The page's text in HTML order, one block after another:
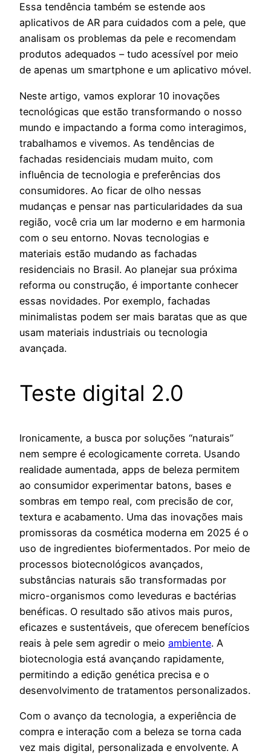
Essa tendência também se estende aos
aplicativos de AR para cuidados com a pele, que
analisam os problemas da pele e recomendam
produtos adequados – tudo acessível por meio
de apenas um smartphone e um aplicativo móvel.
Neste artigo, vamos explorar 10 inovações
tecnológicas que estão transformando o nosso
mundo e impactando a forma como interagimos,
trabalhamos e vivemos. As tendências de
fachadas residenciais mudam muito, com
influência de tecnologia e preferências dos
consumidores. Ao ficar de olho nessas
mudanças e pensar nas particularidades da sua
região, você cria um lar moderno e em harmonia
com o seu entorno. Novas tecnologias e
materiais estão mudando as fachadas
residenciais no Brasil. Ao planejar sua próxima
reforma ou construção, é importante conhecer
essas novidades. Por exemplo, fachadas
minimalistas podem ser mais baratas que as que
usam materiais industriais ou tecnologia
avançada.
Teste digital 2.0
Ironicamente, a busca por soluções “naturais”
nem sempre é ecologicamente correta. Usando
realidade aumentada, apps de beleza permitem
ao consumidor experimentar batons, bases e
sombras em tempo real, com precisão de cor,
textura e acabamento. Uma das inovações mais
promissoras da cosmética moderna em 2025 é o
uso de ingredientes biofermentados. Por meio de
processos biotecnológicos avançados,
substâncias naturais são transformadas por
micro-organismos como leveduras e bactérias
benéficas. O resultado são ativos mais puros,
eficazes e sustentáveis, que oferecem benefícios
reais à pele sem agredir o meio ambiente. A
biotecnologia está avançando rapidamente,
permitindo a edição genética precisa e o
desenvolvimento de tratamentos personalizados.
Com o avanço da tecnologia, a experiência de
compra e interação com a beleza se torna cada
vez mais digital, personalizada e envolvente. A